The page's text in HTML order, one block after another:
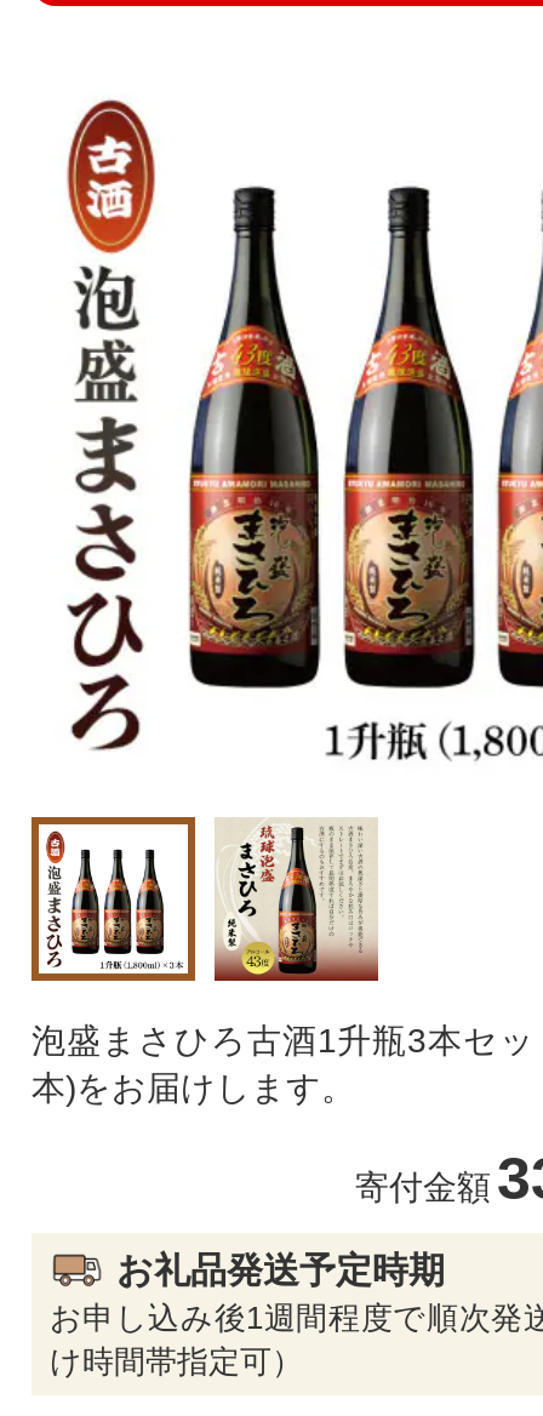
泡盛まさひろ古酒1升瓶3本セ
本)をお届けします。
寄付金額
お礼品発送予定時期
お申し込み後1週間程度で順次発
け時間帯指定可）